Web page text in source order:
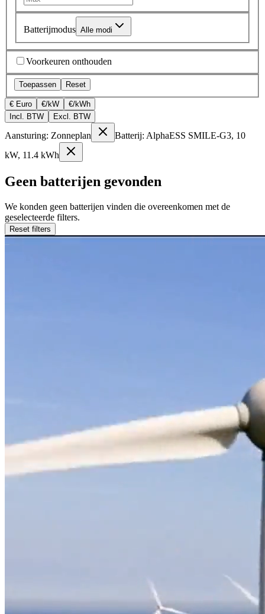
Batterijmodus Alle modi
Voorkeuren onthouden
Toepassen Reset
€ Euro €/kW
€/kWh
Incl. BTW
Excl. BTW
Aansturing: Zonneplan
Batterij: AlphaESS SMILE-G3, 10
kW, 11.4 kWh
Geen batterijen gevonden
We konden geen batterijen vinden die overeenkomen met de
geselecteerde filters.
Reset filters